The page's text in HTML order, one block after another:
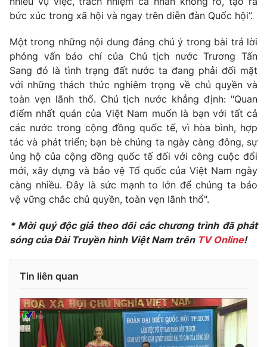
bức xúc trong xã hội và ngay trên diễn đàn Quốc hội”.
Một trong những nội dung đáng chú ý trong bài trả lời
phỏng vấn báo chí của Chủ tịch nước Trương Tấn
Sang đó là tình trạng đất nước ta đang phải đối mặt
với những thách thức nghiêm trọng về chủ quyền và
toàn vẹn lãnh thổ. Chủ tịch nước khẳng định: "Quan
điểm nhất quán của Việt Nam muốn là bạn với tất cả
các nước trong cộng đồng quốc tế, vì hòa bình, hợp
tác và phát triển; bạn bè chúng ta ngày càng đông, sự
ủng hộ của cộng đồng quốc tế đối với công cuộc đổi
mới, xây dựng và bảo vệ Tổ quốc của Việt Nam ngày
càng nhiều. Đây là sức mạnh to lớn để chúng ta bảo
vệ vững chắc chủ quyền, toàn vẹn lãnh thổ".
* Mời quý độc giả theo dõi các chương trình đã phát
sóng của Đài Truyền hình Việt Nam trên TV Online!
Tin liên quan